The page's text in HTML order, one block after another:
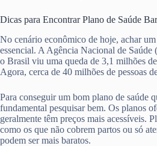
Dicas para Encontrar Plano de Saúde
No cenário econômico de hoje, achar
essencial. A Agência Nacional de
o Brasil viu uma queda de 3,1 milhões
Agora, cerca de 40 milhões de pessoas
Para conseguir um bom plano de saúde
fundamental pesquisar bem. Os planos
geralmente têm preços mais acessíveis.
como os que não cobrem partos ou só
podem ser mais baratos.